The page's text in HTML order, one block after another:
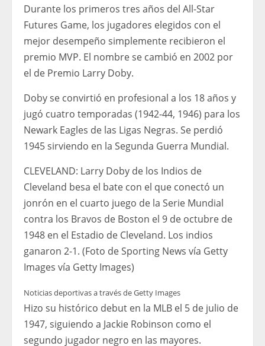
Durante los primeros tres años del All-Star
Futures Game, los jugadores elegidos con el
mejor desempeño simplemente recibieron el
premio MVP. El nombre se cambió en 2002 por
el de Premio Larry Doby.
Doby se convirtió en profesional a los 18 años y
jugó cuatro temporadas (1942-44, 1946) para los
Newark Eagles de las Ligas Negras. Se perdió
1945 sirviendo en la Segunda Guerra Mundial.
CLEVELAND: Larry Doby de los Indios de
Cleveland besa el bate con el que conectó un
jonrón en el cuarto juego de la Serie Mundial
contra los Bravos de Boston el 9 de octubre de
1948 en el Estadio de Cleveland. Los indios
ganaron 2-1. (Foto de Sporting News vía Getty
Images vía Getty Images)
Noticias deportivas a través de Getty Images
Hizo su histórico debut en la MLB el 5 de julio de
1947, siguiendo a Jackie Robinson como el
segundo jugador negro en las mayores.